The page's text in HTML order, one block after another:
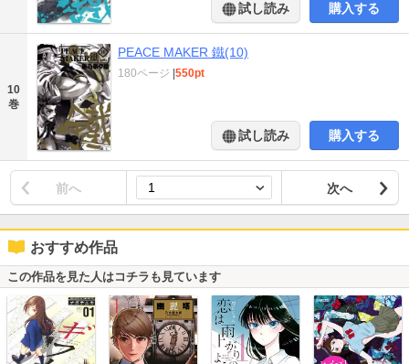
試し読み 購入する
10
巻
PEACE MAKER 鐵(10)
180ページ 550pt
試し読み 購入する
前へ 次へ
おすすめ作品
この作品を見た人はコチラも見ています